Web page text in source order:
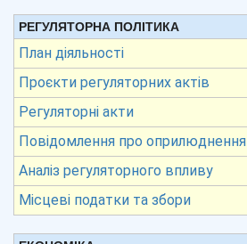
РЕГУЛЯТОРНА ПОЛІТИКА
План діяльності
Проєкти регуляторних актів
Регуляторні акти
Повідомлення про оприлюднення
Аналіз регуляторного впливу
Місцеві податки та збори